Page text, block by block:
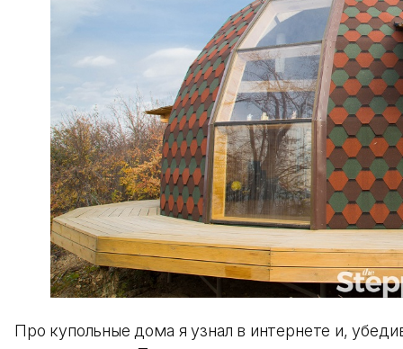
Про купольные дома я узнал в интернете и,